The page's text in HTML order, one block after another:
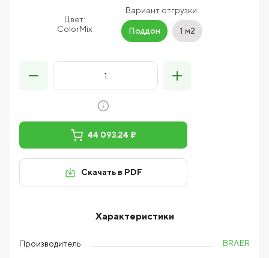
Цвет:
ColorMix
Вариант отгрузки:
Поддон 1 м2
44 093.24 ₽
Скачать в PDF
Характеристики
Производитель BRAER